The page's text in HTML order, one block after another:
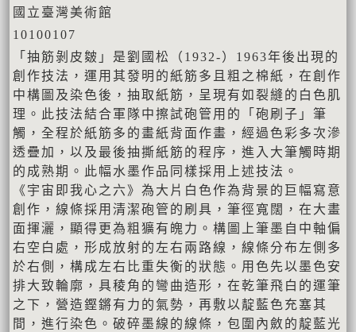
國立臺灣美術館
10100107
「抽筋剝皮皴」是劉國松（1932-）1963年後出現的
創作技法，運用其發明的紙筋多且粗之棉紙，在創作
中構圖及染色後，抽取紙筋，呈現有如裂縫的白色肌
理。此技法結合軍隊中擦試砲管用的「砲刷子」筆
觸，全程於紙筋多的畫紙背面作畫，經過色彩多次滲
透疊加，以及最後抽撕紙筋的程序，進入大筆觸時期
的成熟期。此幅水墨作品同樣採用上述技法。
《宇宙即我心之六》為大片白色作為背景的巨幅寫意
創作，線條採用清潔砲管的刷具，筆徑寬闊，在大畫
面揮灑，顯得更為粗獷有魄力。構圖上筆墨自中軸偏
右空白處，形成放射的左右兩路線，線條分布左側多
於右側，構成左右比重失衡的狀態。用色先以墨色安
排大致輪廓，具稜角的彎曲造形，在乾筆飛白的運筆
之下，營造鏗鏘有力的氣勢，再敷以靛藍色充塞其
間，進行染色。破碎墨線的線條，包圍內斂的靛藍光